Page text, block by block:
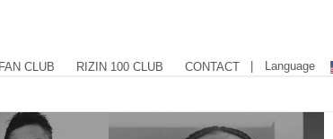
FAN CLUB RIZIN 100 CLUB CONTACT | Language